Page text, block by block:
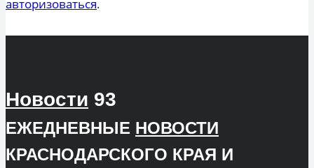
авторизоваться.
Новости 93
ЕЖЕДНЕВНЫЕ НОВОСТИ
КРАСНОДАРСКОГО КРАЯ И